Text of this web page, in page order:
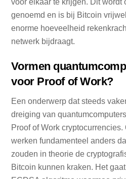
genoemd en is bij Bitcoin
enorme hoeveelheid
netwerk bijdraagt.
Vormen
voor Proof of Work?
Een onderwerp dat steeds
dreiging van
Proof of Work
werken fundamenteel anders
zouden in theorie de
Bitcoin kunnen kraken. Het